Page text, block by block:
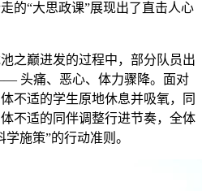
的“大思政课”展现出了直击人心
之巅进发的过程中，部分队员出
头痛、恶心、体力骤降。面对
不适的学生原地休息并吸氧，同
不适的同伴调整行进节奏，全体
施策”的行动准则。